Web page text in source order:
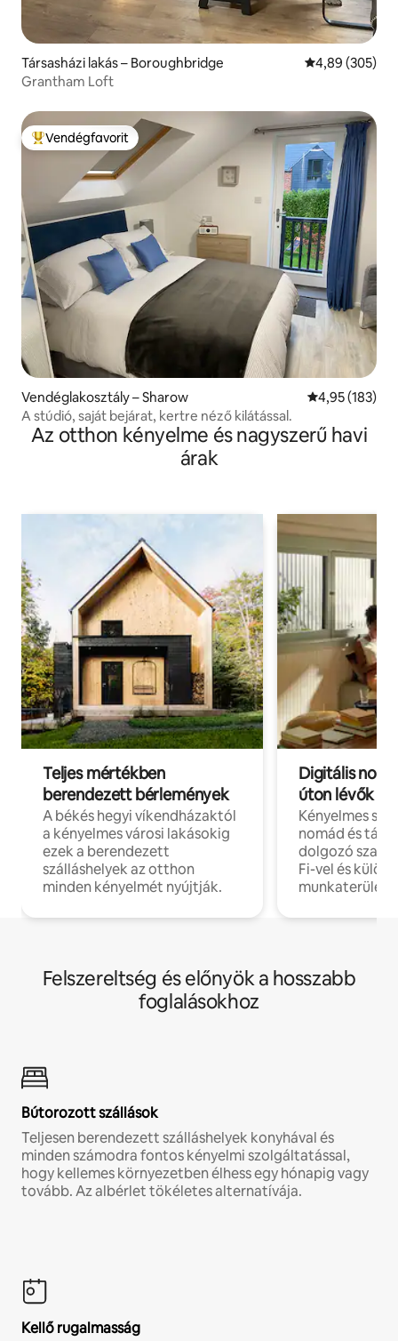
Társasházi lakás – Boroughbridge Átlagos
4,89 (305)
Grantham Loft
Kiemelt vendégfavorit
Vendégfavorit
Vendéglakosztály – Sharow Átlagos
4,95 (183)
A stúdió, saját bejárat, kertre néző kilátással.
Az otthon kényelme és nagyszerű havi
árak
Teljes mértékben
berendezett bérlemények
A békés hegyi víkendházaktól
a kényelmes városi lakásokig
ezek a berendezett
szálláshelyek az otthon
minden kényelmét nyújtják.
Digitális
úton lévők
Kényelmes
nomád és
dolgozó
Fi-vel és külön
Felszereltség és előnyök a hosszabb
foglalásokhoz
Bútorozott szállások
Teljesen berendezett szálláshelyek konyhával és
minden számodra fontos kényelmi szolgáltatással,
hogy kellemes környezetben élhess egy hónapig vagy
tovább. Az albérlet tökéletes alternatívája.
Kellő rugalmasság